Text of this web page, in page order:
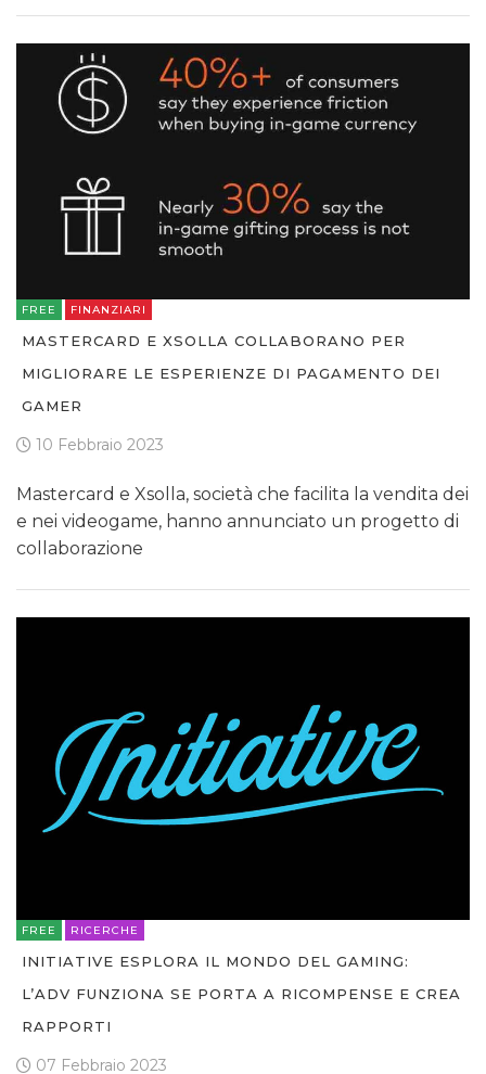
FREE FINANZIARI
MASTERCARD E XSOLLA COLLABORANO PER
MIGLIORARE LE ESPERIENZE DI PAGAMENTO DEI
GAMER
10 Febbraio 2023
Mastercard e Xsolla, società che facilita la vendita dei
e nei videogame, hanno annunciato un progetto di
collaborazione
FREE RICERCHE
INITIATIVE ESPLORA IL MONDO DEL GAMING:
L’ADV FUNZIONA SE PORTA A RICOMPENSE E CREA
RAPPORTI
07 Febbraio 2023